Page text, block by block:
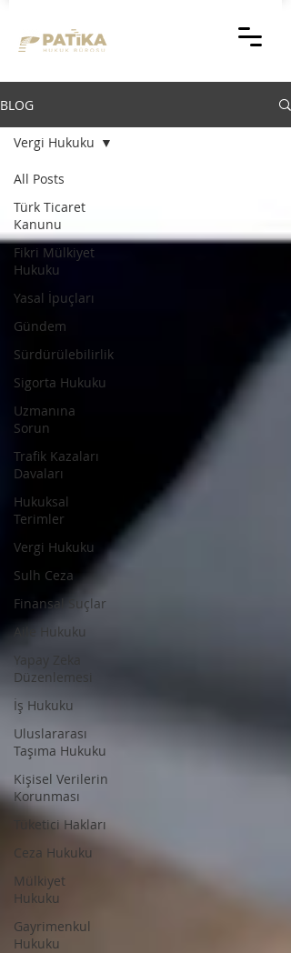
BLOG
All Posts
Türk Ticaret
Kanunu
Fikri Mülkiyet
Hukuku
Yasal İpuçları
Gündem
Sürdürülebilirlik
Sigorta Hukuku
Uzmanına
Sorun
Trafik Kazaları
Davaları
Hukuksal
Terimler
Vergi Hukuku
Sulh Ceza
Finansal Suçlar
Aile Hukuku
Yapay Zeka
Düzenlemesi
İş Hukuku
Uluslararası
Taşıma Hukuku
Kişisel Verilerin
Korunması
Tüketici Hakları
Ceza Hukuku
Mülkiyet
Hukuku
Gayrimenkul
Hukuku
Vergi Hukuku